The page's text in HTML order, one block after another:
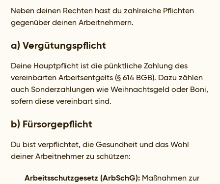
Neben deinen Rechten hast du zahlreiche Pflichten
gegenüber deinen Arbeitnehmern.
a) Vergütungspflicht
Deine Hauptpflicht ist die pünktliche Zahlung des
vereinbarten Arbeitsentgelts (§ 614 BGB). Dazu zählen
auch Sonderzahlungen wie Weihnachtsgeld oder Boni,
sofern diese vereinbart sind.
b) Fürsorgepflicht
Du bist verpflichtet, die Gesundheit und das Wohl
deiner Arbeitnehmer zu schützen:
Arbeitsschutzgesetz (ArbSchG): Maßnahmen zur